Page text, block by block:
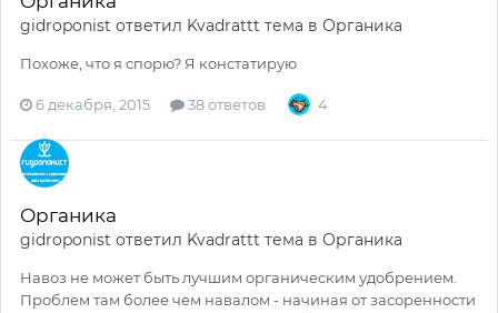
gidroponist ответил Kvadrattt тема в Органика
Похоже, что я спорю? Я констатирую
6 декабря, 2015 38 ответов 4
Органика
gidroponist ответил Kvadrattt тема в Органика
Навоз не может быть лучшим органическим удобрением.
Проблем там более чем навалом - начиная от засоренности